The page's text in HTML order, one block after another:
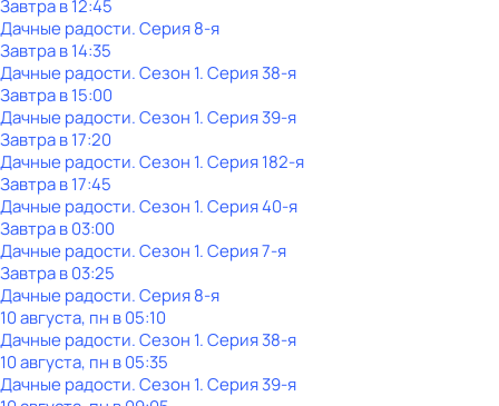
Завтра в 12:45
Дачные радости. Серия 8-я
Завтра в 14:35
Дачные радости. Сезон 1. Серия 38-я
Завтра в 15:00
Дачные радости. Сезон 1. Серия 39-я
Завтра в 17:20
Дачные радости. Сезон 1. Серия 182-я
Завтра в 17:45
Дачные радости. Сезон 1. Серия 40-я
Завтра в 03:00
Дачные радости. Сезон 1. Серия 7-я
Завтра в 03:25
Дачные радости. Серия 8-я
10 августа, пн в 05:10
Дачные радости. Сезон 1. Серия 38-я
10 августа, пн в 05:35
Дачные радости. Сезон 1. Серия 39-я